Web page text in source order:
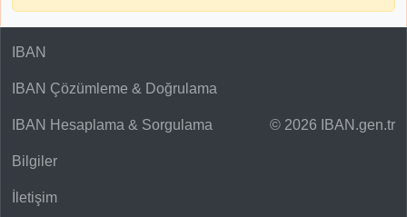
© 2026 IBAN.gen.tr
IBAN
IBAN Çözümleme & Doğrulama
IBAN Hesaplama & Sorgulama
Bilgiler
İletişim